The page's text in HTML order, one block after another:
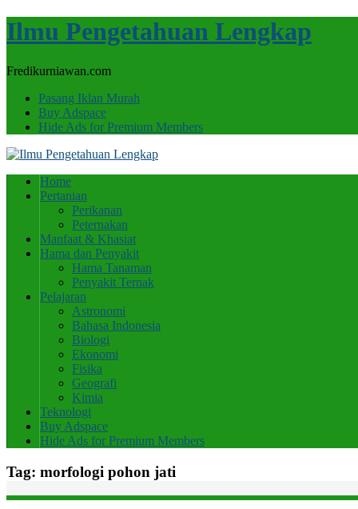
Ilmu Pengetahuan Lengkap
Fredikurniawan.com
Pasang Iklan Murah
Buy Adspace
Hide Ads for Premium Members
Home
Pertanian
Perikanan
Peternakan
Manfaat & Khasiat
Hama dan Penyakit
Hama Tanaman
Penyakit Ternak
Pelajaran
Astronomi
Bahasa Indonesia
Biologi
Ekonomi
Fisika
Geografi
Kimia
Teknologi
Buy Adspace
Hide Ads for Premium Members
Tag: morfologi pohon jati